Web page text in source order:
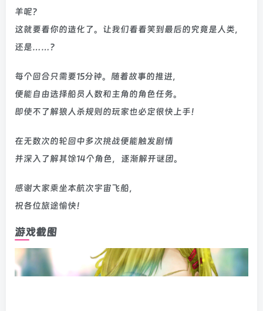
羊呢？
这就要看你的造化了。让我们看看笑到最后的究竟是人类，
还是……？
每个回合只需要15分钟。随着故事的推进，
便能自由选择船员人数和主角的角色任务。
即使不了解狼人杀规则的玩家也必定很快上手！
在无数次的轮回中多次挑战便能触发剧情
并深入了解其馀14个角色，逐渐解开谜团。
感谢大家乘坐本航次宇宙飞船，
祝各位旅途愉快！
游戏截图